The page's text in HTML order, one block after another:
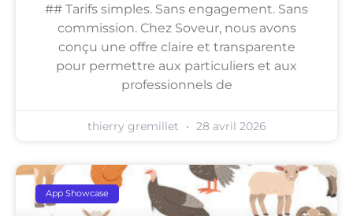
## Tarifs simples. Sans engagement. Sans
commission. Chez Soveur, nous avons
conçu une offre claire et transparente
pour permettre aux particuliers et aux
professionnels de
thierry gremillet 28 avril 2026
App Showcase